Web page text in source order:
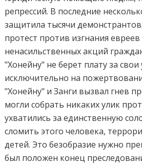
репрессий. В последние
защитила тысячи
протест против изгнания
ненасильственных акций
"Хонейну" не берет плату за свои
исключительно на
"Хонейну" и Занги вызвал гнев
могли собрать никаких улик
ухватились за единственную
сломить этого человека,
детей. Это безобразие нужно
был положен конец